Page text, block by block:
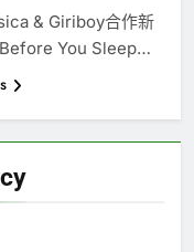
& Giriboy合作新
You Sleep…